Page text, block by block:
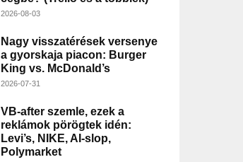
2026-08-03
Nagy visszatérések versenye
a gyorskaja piacon: Burger
King vs. McDonald’s
2026-07-31
VB-after szemle, ezek a
reklámok pörögtek idén:
Levi’s, NIKE, AI-slop,
Polymarket